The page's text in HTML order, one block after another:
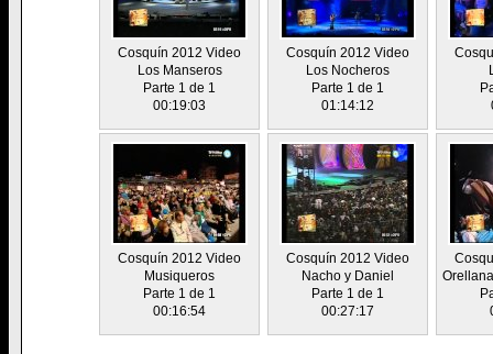
Cosquín 2012 Video
Los Manseros
Parte 1 de 1
00:19:03
Cosquín 2012 Video
Los Nocheros
Parte 1 de 1
01:14:12
Cosquín 2012 Video
Musiqueros
Parte 1 de 1
00:16:54
Cosquín 2012 Video
Nacho y Daniel
Parte 1 de 1
00:27:17